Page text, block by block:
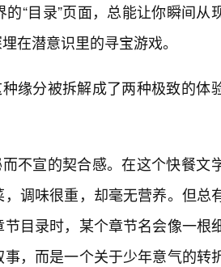
“目录”页面，总能让你瞬间从
在潜意识里的寻宝游戏。
缘分被拆解成了两种极致的体
不宣的契合感。在这个快餐文
调味很重，却毫无营养。但总
目录时，某个章节名会像一根
，而是一个关于少年意气的转